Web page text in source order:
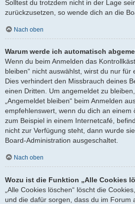
Solltest du trotzdem nicht in der Lage
zurückzusetzen, so wende dich an die
Nach oben
Warum werde ich automatisch
Wenn du beim Anmelden das
bleiben“ nicht auswählst, wirst du nur für
Dies verhindert den Missbrauch deines
einen Dritten. Um angemeldet zu
„Angemeldet bleiben“ beim Anmelden
empfehlenswert, wenn du dich an einem
zum Beispiel in einem Internetcafé,
nicht zur Verfügung steht, dann wurde
Board-Administration ausgeschaltet.
Nach oben
Wozu ist die Funktion „Alle Cookies
„Alle Cookies löschen“ löscht die
und die dafür sorgen, dass du im Forum